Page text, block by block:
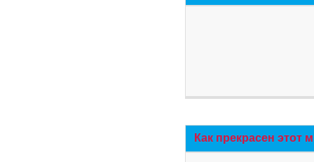
Как прекрасен этот